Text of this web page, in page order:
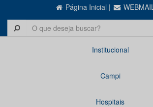
Página Inicial |
Institucional
Campi
Hospitais